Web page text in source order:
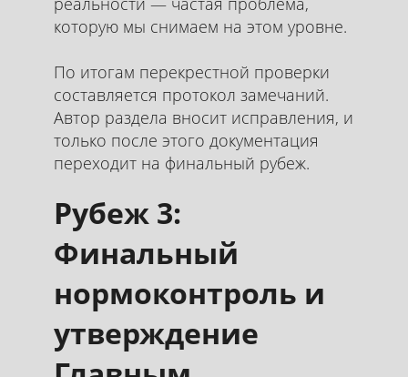
которую мы снимаем на этом уровне.
По итогам перекрестной проверки
составляется протокол замечаний.
Автор раздела вносит исправления, и
только после этого документация
переходит на финальный рубеж.
Рубеж 3:
Финальный
нормоконтроль и
утверждение